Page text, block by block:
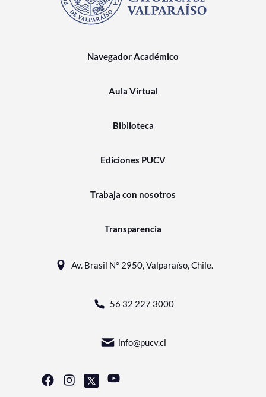
Navegador Académico
Aula Virtual
Biblioteca
Ediciones PUCV
Trabaja con nosotros
Transparencia
Av. Brasil N° 2950, Valparaíso, Chile.
56 32 227 3000
info@pucv.cl